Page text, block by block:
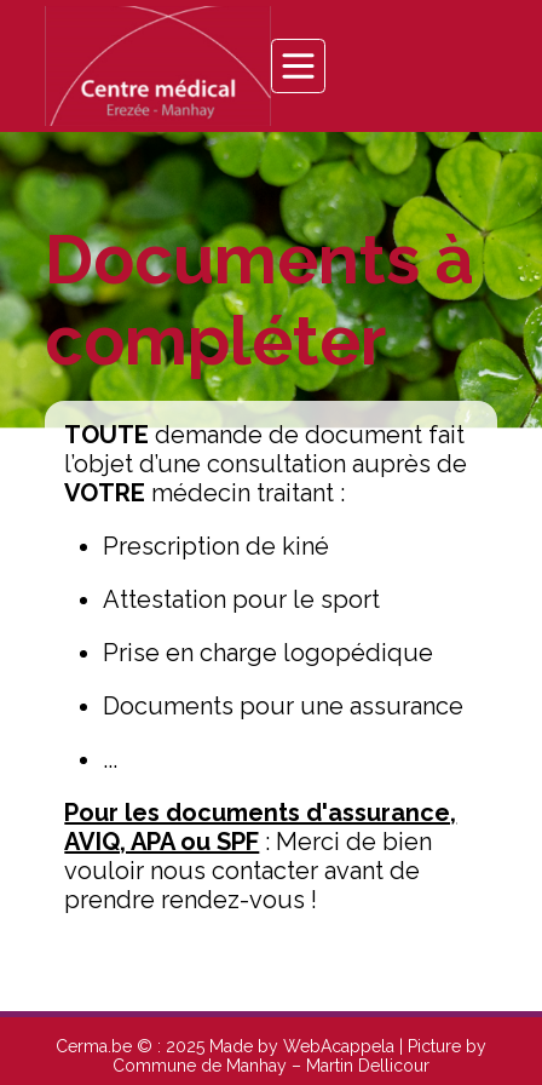
Documents à
compléter
TOUTEdemande de document fait
l’objet d’une consultation auprès de
VOTRE médecin traitant :
Prescription de kiné
Attestation pour le sport
Prise en charge logopédique
Documents pour une assurance
...
Pour les documents d'assurance,
AVIQ, APA ou SPF : Merci de bien
vouloir nous contacter avant de
prendre rendez-vous !
Cerma.be © : 2025 Made by WebAcappela | Picture by
Commune de Manhay – Martin Dellicour